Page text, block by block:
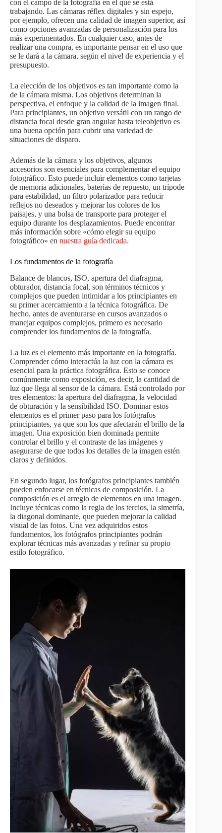
con el campo de la fotografía en el que se está
trabajando. Las cámaras réflex digitales y sin espejo,
por ejemplo, ofrecen una calidad de imagen superior, así
como opciones avanzadas de personalización para los
más experimentados. En cualquier caso, antes de
realizar una compra, es importante pensar en el uso que
se le dará a la cámara, según el nivel de experiencia y el
presupuesto.
La elección de los objetivos es tan importante como la
de la cámara misma. Los objetivos determinan la
perspectiva, el enfoque y la calidad de la imagen final.
Para principiantes, un objetivo versátil con un rango de
distancia focal desde gran angular hasta teleobjetivo es
una buena opción para cubrir una variedad de
situaciones de disparo.
Además de la cámara y los objetivos, algunos
accesorios son esenciales para complementar el equipo
fotográfico. Esto puede incluir elementos como tarjetas
de memoria adicionales, baterías de repuesto, un trípode
para estabilidad, un filtro polarizador para reducir
reflejos no deseados y mejorar los colores de los
paisajes, y una bolsa de transporte para proteger el
equipo durante los desplazamientos. Puede encontrar
más información sobre «cómo elegir su equipo
fotográfico» en nuestra guía dedicada.
Los fundamentos de la fotografía
Balance de blancos, ISO, apertura del diafragma,
obturador, distancia focal, son términos técnicos y
complejos que pueden intimidar a los principiantes en
su primer acercamiento a la técnica fotográfica. De
hecho, antes de aventurarse en cursos avanzados o
manejar equipos complejos, primero es necesario
comprender los fundamentos de la fotografía.
La luz es el elemento más importante en la fotografía.
Comprender cómo interactúa la luz con la cámara es
esencial para la práctica fotográfica. Esto se conoce
comúnmente como exposición, es decir, la cantidad de
luz que llega al sensor de la cámara. Está controlado por
tres elementos: la apertura del diafragma, la velocidad
de obturación y la sensibilidad ISO. Dominar estos
elementos es el primer paso para los fotógrafos
principiantes, ya que son los que afectarán el brillo de la
imagen. Una exposición bien dominada permite
controlar el brillo y el contraste de las imágenes y
asegurarse de que todos los detalles de la imagen estén
claros y definidos.
En segundo lugar, los fotógrafos principiantes también
pueden enfocarse en técnicas de composición. La
composición es el arreglo de elementos en una imagen.
Incluye técnicas como la regla de los tercios, la simetría,
la diagonal dominante, que pueden mejorar la calidad
visual de las fotos. Una vez adquiridos estos
fundamentos, los fotógrafos principiantes podrán
explorar técnicas más avanzadas y refinar su propio
estilo fotográfico.